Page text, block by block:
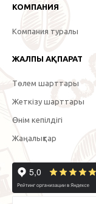
КОМПАНИЯ
Компания туралы
ЖАЛПЫ АҚПАРАТ
Төлем шарттары
Жеткізу шарттары
Өнім кепілдігі
Жаңалықтар